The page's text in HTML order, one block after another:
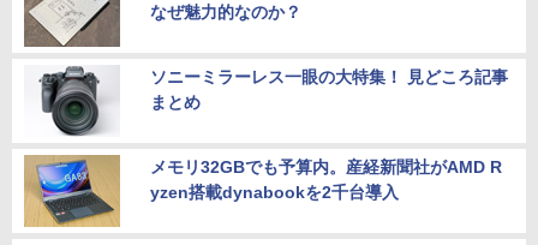
なぜ魅力的なのか？
ソニーミラーレス一眼の大特集！ 見どころ記事
まとめ
メモリ32GBでも予算内。産経新聞社がAMD R
yzen搭載dynabookを2千台導入